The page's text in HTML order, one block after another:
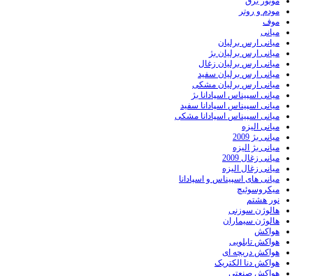
مودم و روتر
موف
میانی
میانی ارس برلیان
میانی ارس برلیان بژ
میانی ارس برلیان زغال
میانی ارس برلیان سفید
میانی ارس برلیان مشکی
میانی اسپیناس اسپادانا بژ
میانی اسپیناس اسپادانا سفید
میانی اسپیناس اسپادانا مشکی
میانی الیزه
میانی بژ 2009
میانی بژ الیزه
میانی زغال 2009
میانی زغال الیزه
میانی های اسپیناس و اسپادانا
میکروسوئیچ
نور هشتم
هالوژن سوزنی
هالوژن سیماران
هواکش
هواکش تابلویی
هواکش دریچه ای
هواکش دنا الکتریک
هواکش صنعتی